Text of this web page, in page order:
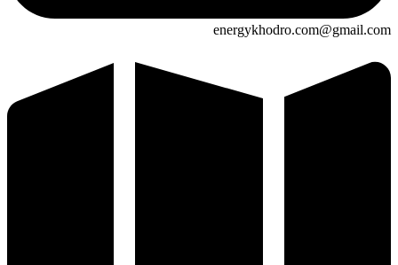
energykhodro.com@gmail.com